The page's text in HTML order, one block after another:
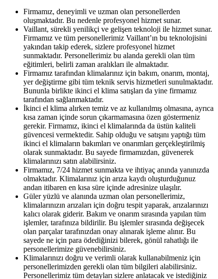
Firmamız, deneyimli ve uzman olan personellerden
oluşmaktadır. Bu nedenle profesyonel hizmet sunar.
Vaillant, sürekli yenilikçi ve gelişen teknoloji ile hizmet sunar.
Firmamız ve tüm personellerimiz Vaillant’ın bu teknolojisini
yakından takip ederek, sizlere profesyonel hizmet
sunmaktadır. Personellerimiz bu alanda gerekli olan tüm
eğitimleri, belirli zaman aralıkları ile almaktadır.
Firmamız tarafından klimalarınız için bakım, onarım, montaj,
yer değiştirme gibi tüm teknik servis hizmetleri sunulmaktadır.
Bununla birlikte ikinci el klima satışları da yine firmamız
tarafından sağlanmaktadır.
İkinci el klima alırken temiz ve az kullanılmış olmasına, ayrıca
kısa zaman içinde sorun çıkarmamasına özen göstermeniz
gerekir. Firmamız, ikinci el klimalarında da üstün kaliteli
güvencesi vermektedir. Sahip olduğu ve satışını yaptığı tüm
ikinci el klimaların bakımları ve onarımları gerçekleştirilmiş
olarak sunmaktadır. Bu sayede firmamızdan, güvenerek
klimalarınızı satın alabilirsiniz.
Firmamız, 7/24 hizmet sunmakta ve ihtiyaç anında yanınızda
olmaktadır. Klimalarınız için arıza kaydı oluşturduğunuz
andan itibaren en kısa süre içinde adresinize ulaşılır.
Güler yüzlü ve alanında uzman olan personellerimiz,
klimalarınızın arızaları için doğru tespit yaparak, arızalarınızı
kalıcı olarak giderir. Bakım ve onarım sırasında yapılan tüm
işlemler, tarafınıza bildirilir. Bu işlemler sırasında değişecek
olan parçalar tarafınızdan onay alınarak işleme alınır. Bu
sayede ne için para ödediğinizi bilerek, gönül rahatlığı ile
personellerimize güvenebilirsiniz.
Klimalarınızı doğru ve verimli olarak kullanabilmeniz için
personellerimizden gerekli olan tüm bilgileri alabilirsiniz.
Personellerimiz tüm detayları sizlere anlatacak ve istediğiniz